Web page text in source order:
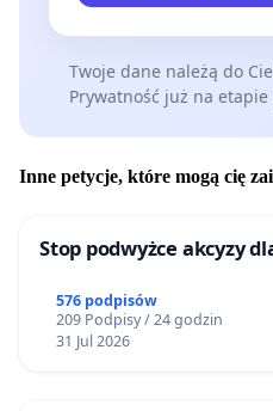
zaangażowanych
Człowieka z człowiekiem.
(Dziennikarz i krytyk
prowadzący audycję
teksty były
Twoje dane należą do
Prywatność już na
Inne petycje, które mogą cię
Stop podwyżce akcyzy
576 podpisów
209 Podpisy / 24 godzin
31 Jul 2026